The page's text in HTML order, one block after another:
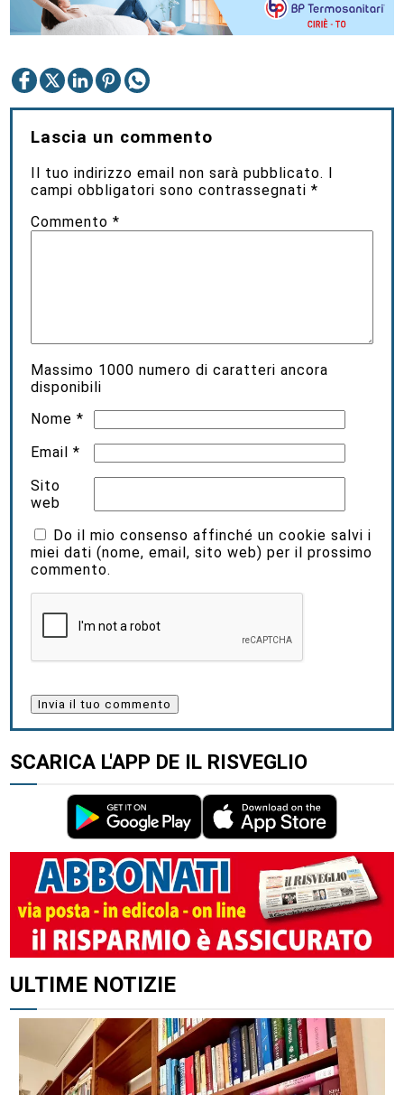
Lascia un commento
Il tuo indirizzo email non sarà pubblicato. I
campi obbligatori sono contrassegnati*
Commento*
Massimo 1000 numero di caratteri ancora
disponibili
Nome*
Email*
Sito
web
Do il mio consenso affinché un cookie salvi i
miei dati (nome, email, sito web) per il prossimo
commento.
SCARICA L'APP DE IL RISVEGLIO
ULTIME NOTIZIE